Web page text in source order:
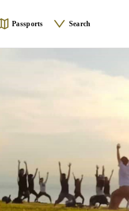
Passports Search